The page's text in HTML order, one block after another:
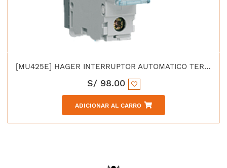
[MU425E] HAGER INTERRUPTOR AUTOMATICO TERMOMAGNETICO C 4X25 AMP 10KA/230V - IEC 60898
S/ 98.00
ADICIONAR AL CARRO